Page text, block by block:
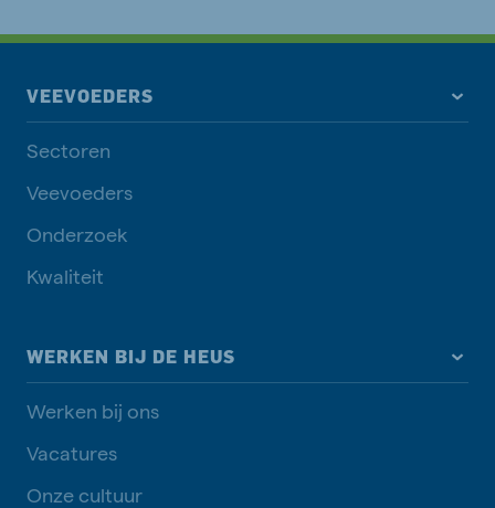
VEEVOEDERS
Sectoren
Veevoeders
Onderzoek
Kwaliteit
WERKEN BIJ DE HEUS
Werken bij ons
Vacatures
Onze cultuur